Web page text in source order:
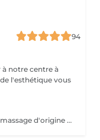
94
à notre centre à
La madérothérapie est une technique de massage d'origine colombienne qui utilise des instruments en bois spécialement conçus pour le modelage du corps. Le mot vient de l'espagnol "madera", qui signifie "bois". La madérothérapie est une technique de massage naturelle et non invasive qui repose sur l'utilisation d'outils en bois de différentes formes (rouleaux, ventouses, spatules, champignons, etc.) pour stimuler le corps. Objectifs principaux : - Réduction de la cellulite - Drainage lymphatique - Raffermissement de la peau - Remodelage du corps - Amélioration de la circulation sanguine - Relaxation musculaire et réduction du stress. Contre-indications: - grossesse - Infections aiguës - Thrombose / phlébite - Insuffisance cardiaque non compensée - cancer / Tumeurs malignes (sans avis médical) - Fièvre - règles hémorragiques / premiers 5 jours de règles - surcharge rénale - pathologies liées à l'appareil reproducteur - maladies de la peau - les ecchymoses - dysfonctionnement du système immunitaire